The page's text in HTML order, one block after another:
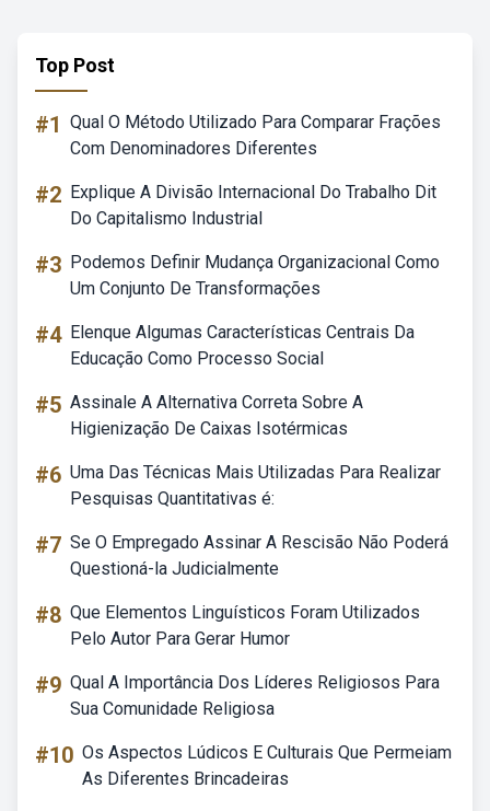
Top Post
#1 Qual O Método Utilizado Para Comparar Frações
Com Denominadores Diferentes
#2 Explique A Divisão Internacional Do Trabalho Dit
Do Capitalismo Industrial
#3 Podemos Definir Mudança Organizacional Como
Um Conjunto De Transformações
#4 Elenque Algumas Características Centrais Da
Educação Como Processo Social
#5 Assinale A Alternativa Correta Sobre A
Higienização De Caixas Isotérmicas
#6 Uma Das Técnicas Mais Utilizadas Para Realizar
Pesquisas Quantitativas é:
#7 Se O Empregado Assinar A Rescisão Não Poderá
Questioná-la Judicialmente
#8 Que Elementos Linguísticos Foram Utilizados
Pelo Autor Para Gerar Humor
#9 Qual A Importância Dos Líderes Religiosos Para
Sua Comunidade Religiosa
#10 Os Aspectos Lúdicos E Culturais Que Permeiam
As Diferentes Brincadeiras